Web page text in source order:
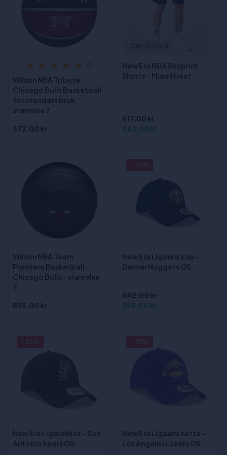
Wilson NBA Tribute
Chicago Bulls Basketball
for utendørs bruk,
størrelse 7
372,00 kr
New Era NBA Skyprint
Shorts - Miami Heat
617,00 kr
462,00 kr
Wilson NBA Team
Premiere Basketball -
Chicago Bulls - størrelse
7
895,00 kr
New Era Ligaens cap -
Denver Nuggets OS
342,00 kr
258,00 kr
New Era Ligalokket - San
Antonio Spurs OS
New Era Ligaens hette -
Los Angeles Lakers OS